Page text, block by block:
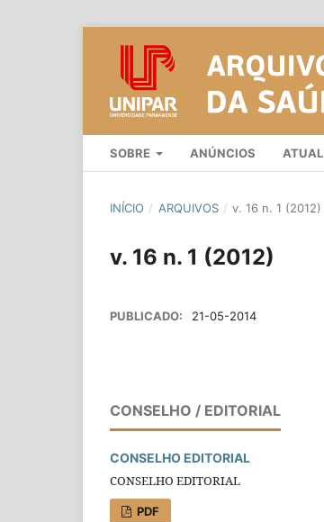
SOBRE ANÚNCIOS ATUAL
INÍCIO / ARQUIVOS / v. 16 n. 1 (2012)
v. 16 n. 1 (2012)
PUBLICADO: 21-05-2014
CONSELHO / EDITORIAL
CONSELHO EDITORIAL
CONSELHO EDITORIAL
PDF